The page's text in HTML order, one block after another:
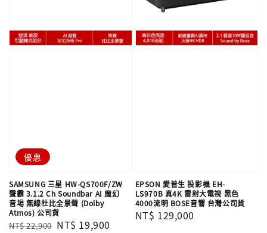
優惠
SAMSUNG 三星 HW-QS700F/ZW
聲霸 3.1.2 Ch Soundbar AI 魔幻
音場 無線杜比全景聲 (Dolby
Atmos) 公司貨
Regular
NT$ 22,900 Sale
NT$ 19,900
EPSON 愛普生 投影機 EH-
LS970B 真4K 雷射大電視 黑色
4000流明 BOSE音響 台灣公司貨
Regular
NT$ 129,000